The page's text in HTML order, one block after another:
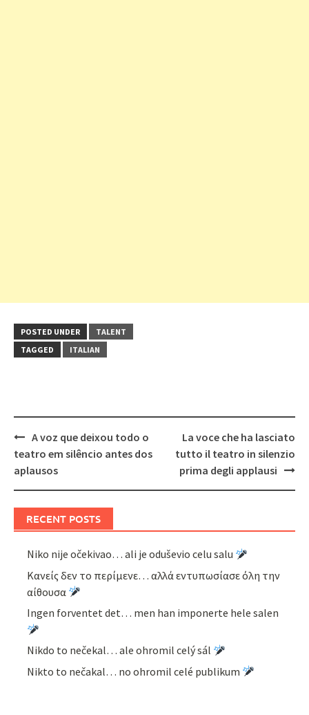
POSTED UNDER
TALENT
TAGGED
ITALIAN
Post
navigation
A voz que deixou todo o
teatro em silêncio antes dos
aplausos
La voce che ha lasciato
tutto il teatro in silenzio
prima degli applausi
RECENT POSTS
Niko nije očekivao… ali je oduševio celu salu
Κανείς δεν το περίμενε… αλλά εντυπωσίασε όλη την
αίθουσα
Ingen forventet det… men han imponerte hele salen
Nikdo to nečekal… ale ohromil celý sál
Nikto to nečakal… no ohromil celé publikum